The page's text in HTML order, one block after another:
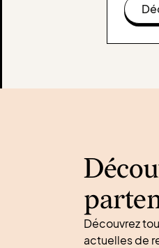
enjeux
Découvrez
actuelles de